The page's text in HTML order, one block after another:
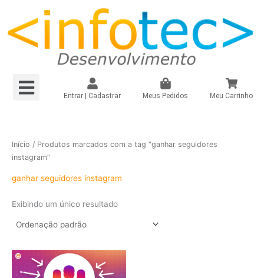
conteúdo
Menu
Entrar | Cadastrar Meus Pedidos Meu Carrinho
Início / Produtos marcados com a tag “ganhar seguidores
instagram”
ganhar seguidores instagram
Exibindo um único resultado